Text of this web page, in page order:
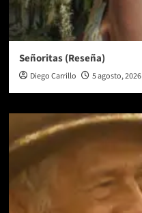
Señoritas (Reseña)
Diego Carrillo 5 agosto, 2026